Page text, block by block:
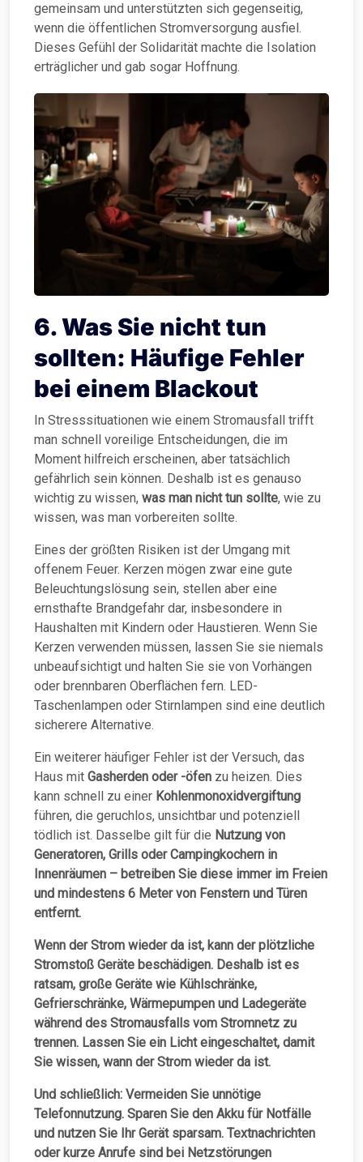
gemeinsam und unterstützten sich gegenseitig,
wenn die öffentlichen Stromversorgung ausfiel.
Dieses Gefühl der Solidarität machte die Isolation
erträglicher und gab sogar Hoffnung.
6. Was Sie nicht tun
sollten: Häufige Fehler
bei einem Blackout
In Stresssituationen wie einem Stromausfall trifft
man schnell voreilige Entscheidungen, die im
Moment hilfreich erscheinen, aber tatsächlich
gefährlich sein können. Deshalb ist es genauso
wichtig zu wissen, was man nicht tun sollte, wie zu
wissen, was man vorbereiten sollte.
Eines der größten Risiken ist der Umgang mit
offenem Feuer. Kerzen mögen zwar eine gute
Beleuchtungslösung sein, stellen aber eine
ernsthafte Brandgefahr dar, insbesondere in
Haushalten mit Kindern oder Haustieren. Wenn Sie
Kerzen verwenden müssen, lassen Sie sie niemals
unbeaufsichtigt und halten Sie sie von Vorhängen
oder brennbaren Oberflächen fern. LED-
Taschenlampen oder Stirnlampen sind eine deutlich
sicherere Alternative.
Ein weiterer häufiger Fehler ist der Versuch, das
Haus mit Gasherden oder -öfen zu heizen. Dies
kann schnell zu einer Kohlenmonoxidvergiftung
führen, die geruchlos, unsichtbar und potenziell
tödlich ist. Dasselbe gilt für die Nutzung von
Generatoren, Grills oder Campingkochern in
Innenräumen – betreiben Sie diese immer im Freien
und mindestens 6 Meter von Fenstern und Türen
entfernt.
Wenn der Strom wieder da ist, kann der plötzliche
Stromstoß Geräte beschädigen. Deshalb ist es
ratsam, große Geräte wie Kühlschränke,
Gefrierschränke, Wärmepumpen und Ladegeräte
während des Stromausfalls vom Stromnetz zu
trennen. Lassen Sie ein Licht eingeschaltet, damit
Sie wissen, wann der Strom wieder da ist.
Und schließlich: Vermeiden Sie unnötige
Telefonnutzung. Sparen Sie den Akku für Notfälle
und nutzen Sie Ihr Gerät sparsam. Textnachrichten
oder kurze Anrufe sind bei Netzstörungen